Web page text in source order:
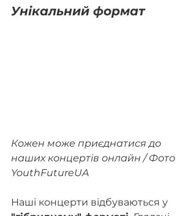
Унікальний формат
Кожен може приєднатися до
наших концертів онлайн / Фото
YouthFutureUA
Наші концерти відбуваються у